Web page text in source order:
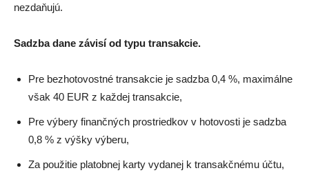
nezdaňujú.
Sadzba dane závisí od typu transakcie.
Pre bezhotovostné transakcie je sadzba 0,4 %, maximálne
však 40 EUR z každej transakcie,
Pre výbery finančných prostriedkov v hotovosti je sadzba
0,8 % z výšky výberu,
Za použitie platobnej karty vydanej k transakčnému účtu,